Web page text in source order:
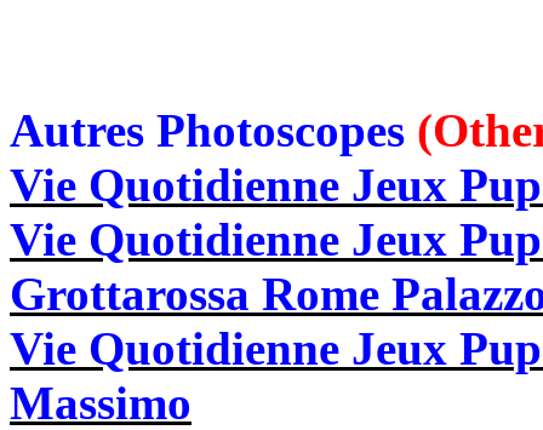
Autres Photoscopes
Vie Quotidienne Jeux
Vie Quotidienne Jeux
Grottarossa Rome
Vie Quotidienne Jeux
Massimo